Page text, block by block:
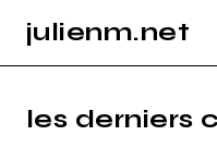
julienm.net
les derniers